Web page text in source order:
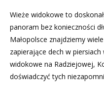
Wieże widokowe to
panoram bez konieczności
Małopolsce znajdziemy
zapierające dech w
widokowe na Radziejowej,
doświadczyć tych